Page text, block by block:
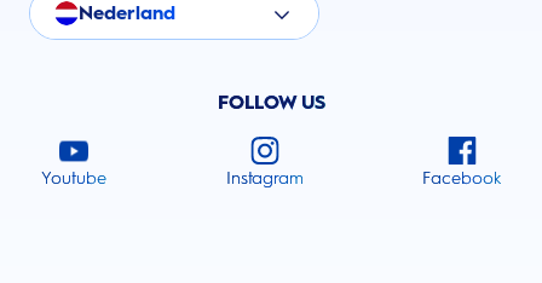
Nederland
FOLLOW US
Youtube Instagram Facebook